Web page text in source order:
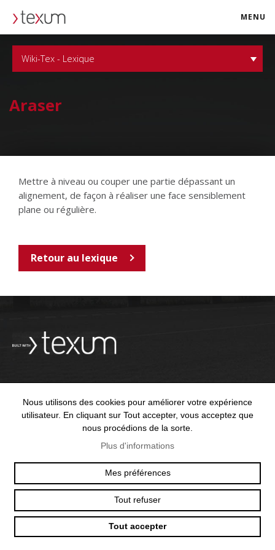
MENU
Wiki-Tex - Lexique
Araser
Mettre à niveau ou couper une partie dépassant un
alignement, de façon à réaliser une face sensiblement
plane ou régulière.
Retour au lexique
OFFICE@TEXUM.SWISS
T :+41 26 422 24 31
VY DES CHARETTES 7
CH - 1530 PAYERNE
© 2025 TEXUM SA. ALL RIGHTS RESERVED–POLITIQUE DE
Création
site
Nous utilisons des cookies pour améliorer votre expérience
utilisateur. En cliquant sur Tout accepter, vous acceptez que
nous procédions de la sorte.
Plus d'informations
Mes préférences
Tout refuser
Tout accepter